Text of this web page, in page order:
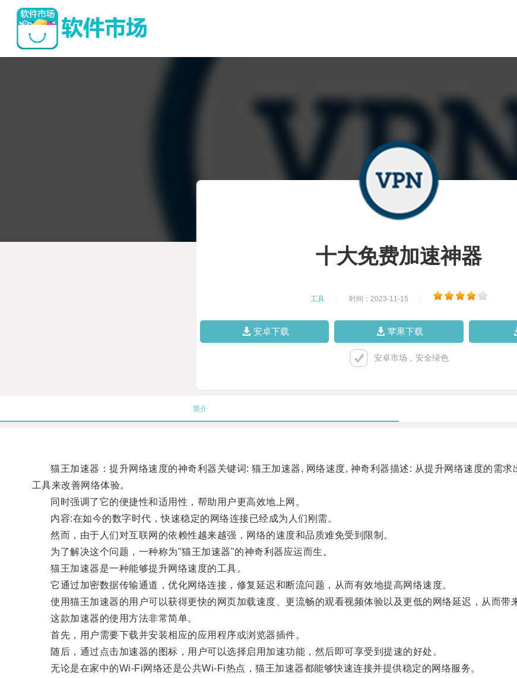
十大免费加速神器
工具 时间：2023-11-15
安卓下载 苹果下载
安卓市场，安全绿色
简介
猫王加速器：提升网络速度的神奇利器关键词: 猫王加速器, 网络速度, 神奇利器描述: 从提升网络速度的需求
工具来改善网络体验。
同时强调了它的便捷性和适用性，帮助用户更高效地上网。
内容:在如今的数字时代，快速稳定的网络连接已经成为人们刚需。
然而，由于人们对互联网的依赖性越来越强，网络的速度和品质难免受到限制。
为了解决这个问题，一种称为"猫王加速器"的神奇利器应运而生。
猫王加速器是一种能够提升网络速度的工具。
它通过加密数据传输通道，优化网络连接，修复延迟和断流问题，从而有效地提高网络速度。
使用猫王加速器的用户可以获得更快的网页加载速度、更流畅的观看视频体验以及更低的网络延迟，从而带
这款加速器的使用方法非常简单。
首先，用户需要下载并安装相应的应用程序或浏览器插件。
随后，通过点击加速器的图标，用户可以选择启用加速功能，然后即可享受到提速的好处。
无论是在家中的Wi-Fi网络还是公共Wi-Fi热点，猫王加速器都能够快速连接并提供稳定的网络服务。